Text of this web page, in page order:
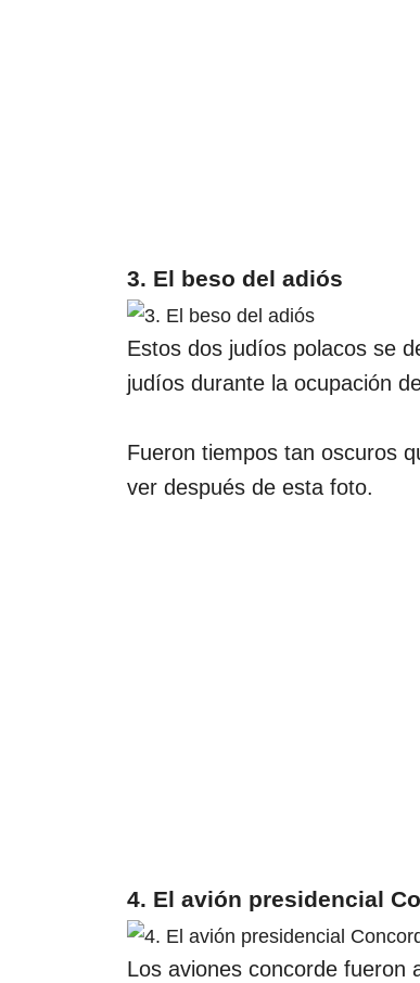
3. El beso del adiós
Estos dos judíos polacos se
judíos durante la ocupación
Fueron tiempos tan oscuros
ver después de esta foto.
4. El avión presidencial
Los aviones concorde fueron